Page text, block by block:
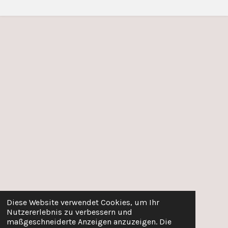
Diese Website verwendet Cookies, um Ihr
Nutzererlebnis zu verbessern und
maßgeschneiderte Anzeigen anzuzeigen. Die